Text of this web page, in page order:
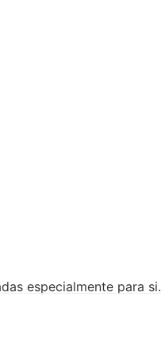
especialmente para si.